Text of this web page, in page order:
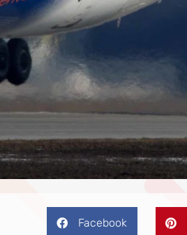
Facebook